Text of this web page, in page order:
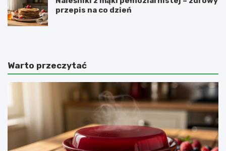
przepis na co dzień
Warto przeczytać